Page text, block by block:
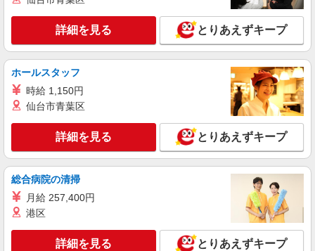
詳細を見る とりあえずキープ
ホールスタッフ
時給 1,150円
仙台市青葉区
詳細を見る とりあえずキープ
総合病院の清掃
月給 257,400円
港区
詳細を見る とりあえずキープ